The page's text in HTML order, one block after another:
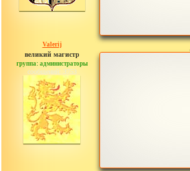
Valerij
великий магистр
группа: администраторы
сообщений: 3753